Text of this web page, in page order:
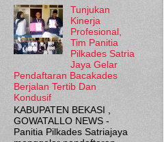
Tunjukan
Kinerja
Profesional,
Tim Panitia
Pilkades Satria
Jaya Gelar
Pendaftaran Bacakades
Berjalan Tertib Dan
Kondusif
KABUPATEN BEKASI ,
GOWATALLO NEWS -
Panitia Pilkades Satriajaya